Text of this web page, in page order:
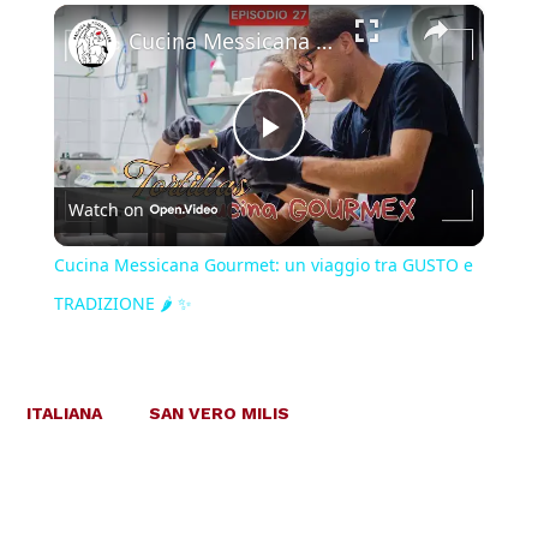
Unmute Fullscreen ×
Play
Video
Cucina Messicana Gourmet: un viaggio tra GUSTO e TRADIZIONE 🌶️ ✨
Watch on
Cucina Messicana Gourmet: un viaggio tra GUSTO e
TRADIZIONE 🌶️ ✨
ITALIANA SAN VERO MILIS